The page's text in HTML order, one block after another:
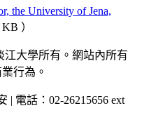
the University of Jena,
）
江大學所有。網站內所有
行為。
| 電話：02-26215656 ext